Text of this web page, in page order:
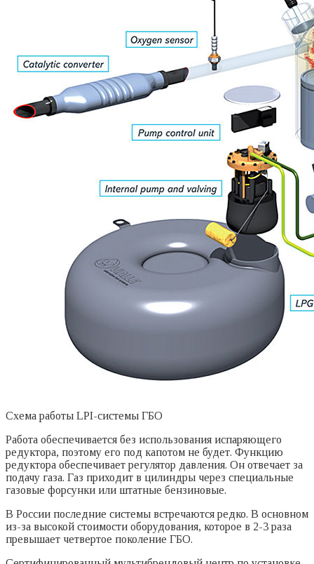
Схема работы LPI-системы ГБО
Работа обеспечивается без использования испаряющего
редуктора, поэтому его под капотом не будет. Функцию
редуктора обеспечивает регулятор давления. Он отвечает за
подачу газа. Газ приходит в цилиндры через специальные
газовые форсунки или штатные бензиновые.
В России последние системы встречаются редко. В основном
из-за высокой стоимости оборудования, которое в 2-3 раза
превышает четвертое поколение ГБО.